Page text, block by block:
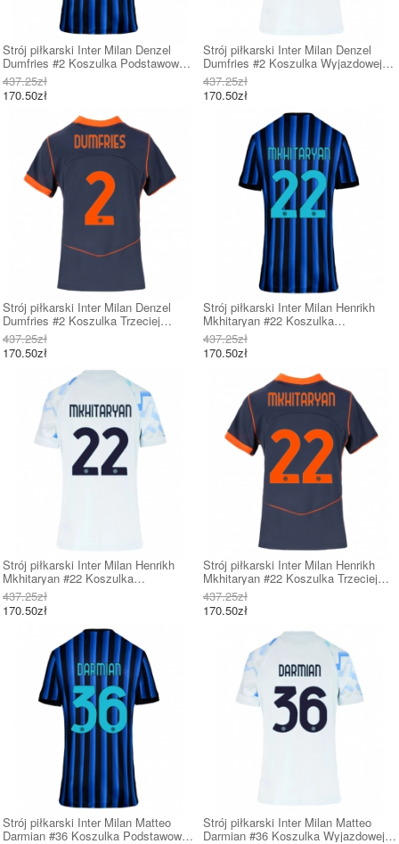
Strój piłkarski Inter Milan Denzel
Dumfries #2 Koszulka Podstawowej
damskie 2025-26 Krótki Rękaw
437.25zł
170.50zł
Strój piłkarski Inter Milan Denzel
Dumfries #2 Koszulka Wyjazdowej
damskie 2025-26 Krótki Rękaw
437.25zł
170.50zł
Strój piłkarski Inter Milan Denzel
Dumfries #2 Koszulka Trzeciej
damskie 2025-26 Krótki Rękaw
437.25zł
170.50zł
Strój piłkarski Inter Milan Henrikh
Mkhitaryan #22 Koszulka
Podstawowej damskie 2025-26 Krótki
Rękaw
437.25zł
170.50zł
Strój piłkarski Inter Milan Henrikh
Mkhitaryan #22 Koszulka
Wyjazdowej damskie 2025-26 Krótki
Rękaw
437.25zł
170.50zł
Strój piłkarski Inter Milan Henrikh
Mkhitaryan #22 Koszulka Trzeciej
damskie 2025-26 Krótki Rękaw
437.25zł
170.50zł
Strój piłkarski Inter Milan Matteo
Darmian #36 Koszulka Podstawowej
Strój piłkarski Inter Milan Matteo
Darmian #36 Koszulka Wyjazdowej